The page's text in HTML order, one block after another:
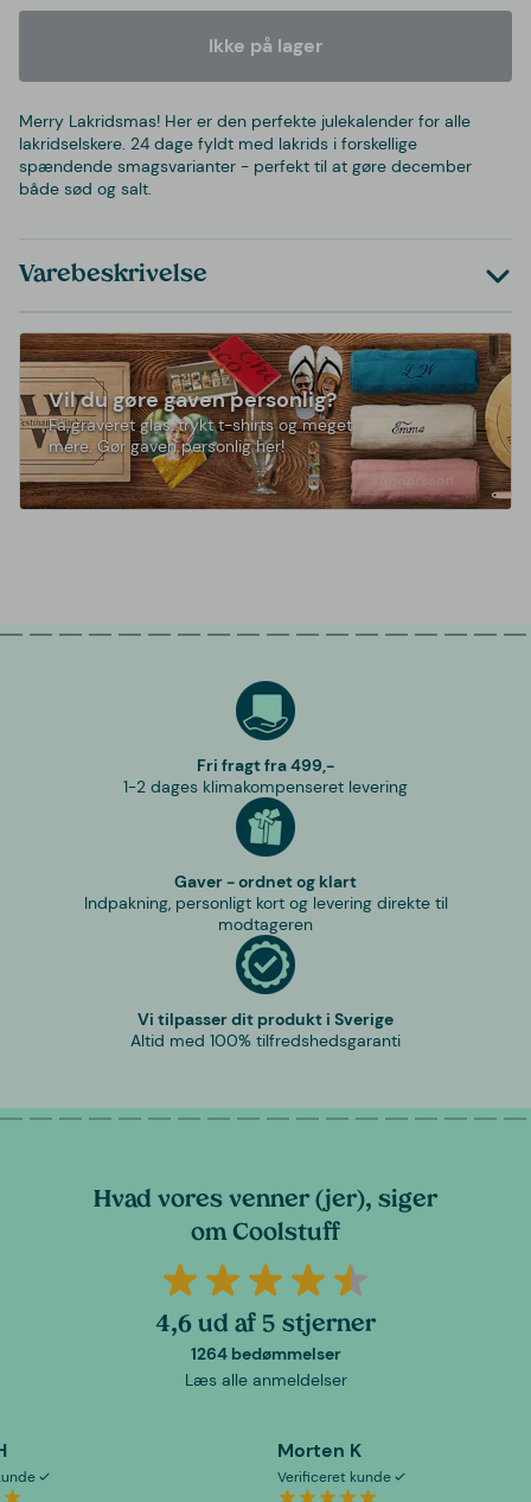
Ikke på lager
Merry Lakridsmas! Her er den perfekte julekalender for alle
lakridselskere. 24 dage fyldt med lakrids i forskellige
spændende smagsvarianter - perfekt til at gøre december
både sød og salt.
Varebeskrivelse
Vil du gøre gaven personlig?
Få graveret glas, trykt t-shirts og meget
mere. Gør gaven personlig her!
Fri fragt fra 499,-
1-2 dages klimakompenseret levering
Gaver - ordnet og klart
Indpakning, personligt kort og levering direkte til
modtageren
Vi tilpasser dit produkt i Sverige
Altid med 100% tilfredshedsgaranti
Hvad vores venner (jer), siger
om Coolstuff
4,6 ud af 5 stjerner
1264 bedømmelser
Læs alle anmeldelser
Morten K
Verificeret kunde